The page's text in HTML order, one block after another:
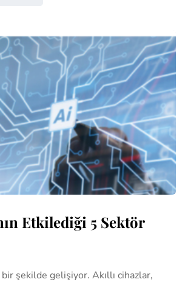
Etkilediği 5 Sektör
bir şekilde gelişiyor. Akıllı cihazlar,